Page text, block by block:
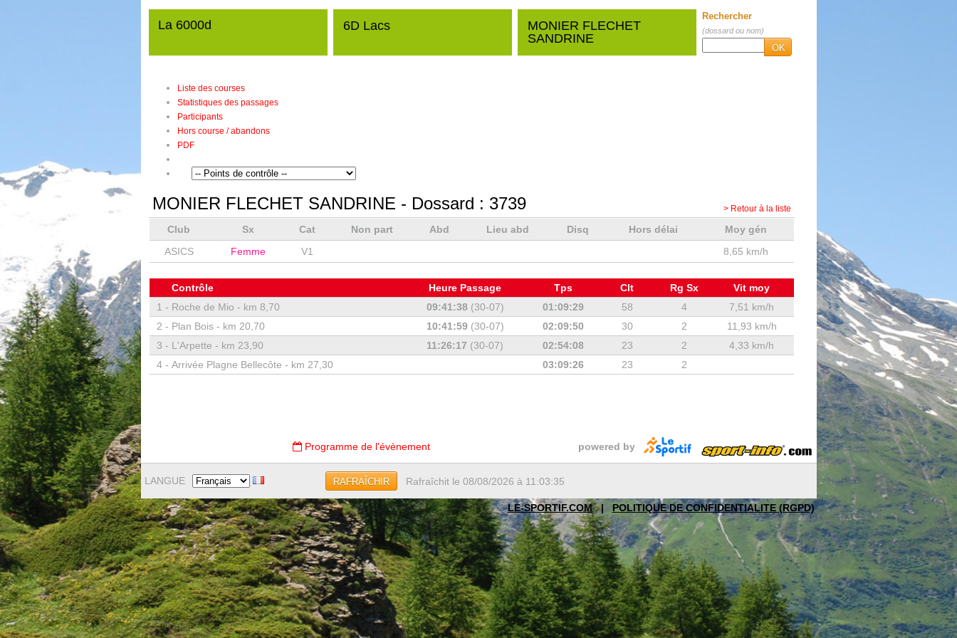
La 6000d 6D Lacs
MONIER FLECHET
SANDRINE
Rechercher
(dossard ou nom)
OK
Liste des courses
Statistiques des passages
Participants
Hors course / abandons
PDF
MONIER FLECHET SANDRINE - Dossard : 3739 > Retour à la liste
Club Sx Cat Non part Abd Lieu abd Disq Hors délai
Moy gén
ASICS
Femme V1 8,65 km/h
Contrôle Heure Passage Tps Clt Rg Sx
Vit moy
1 - Roche de Mio - km 8,70 09:41:38 (30-07) 01:09:29 58 4
7,51 km/h
2 - Plan Bois - km 20,70 10:41:59(30-07) 02:09:50 30 2
11,93 km/h
3 - L'Arpette - km 23,90 11:26:17 (30-07) 02:54:08 23 2
4,33 km/h
4 - Arrivée Plagne Bellecôte - km 27,30 03:09:26 23 2
Programme de l'évènement powered by
LANGUE RAFRAÎCHIR Rafraîchit le 08/08/2026 à 11:03:35
LE-SPORTIF.COM | POLITIQUE DE CONFIDENTIALITE (RGPD)